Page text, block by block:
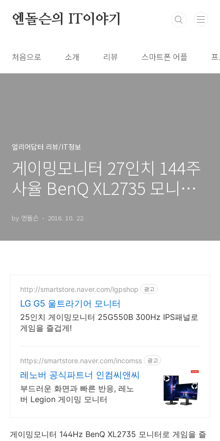
엔돌슨의 IT이야기
처음으로 소개 리뷰 스마트폰 어플
얼리어답터 리뷰/IT정보
게이밍모니터 27인치 144주
사율 BenQ XL2735 모니터
by 엔돌슨 2016. 10. 22.
http://smartstore.naver.com/lgpshop 광고
LG G5 울트라기어 모니터
25인치 게이밍모니터 25G550B 300Hz IPS패널로
게임을 즐겁게!
https://smartstore.naver.com/incomss 광고
레노버 공식파트너 인컴씨앤씨
부드러운 화면과 빠른 반응, 레노
버 Legion 게이밍 모니터
게이밍모니터 144Hz BenQ XL2735 모니터로 게임을 즐